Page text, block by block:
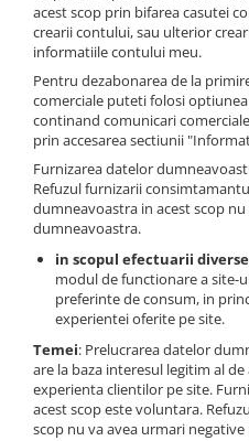
acest scop prin bifarea casutei
crearii contului, sau ulterior
informatiile contului meu.
Pentru dezabonarea de la
comerciale puteti folosi
continand comunicari
prin accesarea sectiunii
Furnizarea datelor
Refuzul furnizarii
dumneavoastra in acest scop
dumneavoastra.
in scopul efectuarii
modul de functionare a site-
preferinte de consum, in
experientei oferite pe site.
Temei: Prelucrarea datelor
are la baza interesul legitim al
experienta clientilor pe site.
acest scop este voluntara.
scop nu va avea urmari